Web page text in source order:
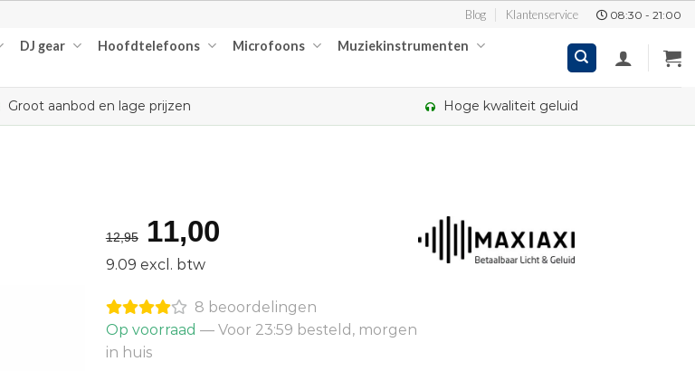
Blog Klantenservice 08:30 - 21:00
DJ gear Hoofdtelefoons Microfoons Muziekinstrumenten
Groot aanbod en lage prijzen Hoge kwaliteit geluid
12,95
Oorspronkelijke
prijs
was:
€12,95.
11,00Huidige
€11,00.
9.09 excl. btw
8 beoordelingen
Op voorraad — Voor 23:59 besteld, morgen
in huis